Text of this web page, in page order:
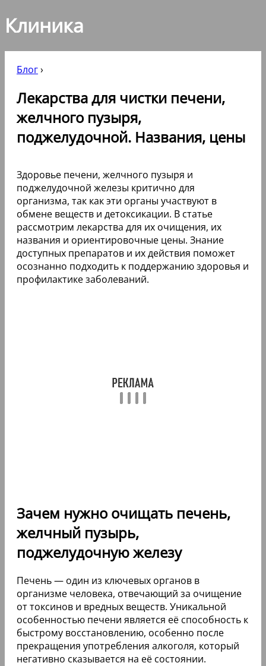
Клиника
Блог›
Лекарства для чистки печени,
желчного пузыря,
поджелудочной. Названия, цены
Здоровье печени, желчного пузыря и
поджелудочной железы критично для
организма, так как эти органы участвуют в
обмене веществ и детоксикации. В статье
рассмотрим лекарства для их очищения, их
названия и ориентировочные цены. Знание
доступных препаратов и их действия поможет
осознанно подходить к поддержанию здоровья и
профилактике заболеваний.
Зачем нужно очищать печень,
желчный пузырь,
поджелудочную железу
Печень — один из ключевых органов в
организме человека, отвечающий за очищение
от токсинов и вредных веществ. Уникальной
особенностью печени является её способность к
быстрому восстановлению, особенно после
прекращения употребления алкоголя, который
негативно сказывается на её состоянии.